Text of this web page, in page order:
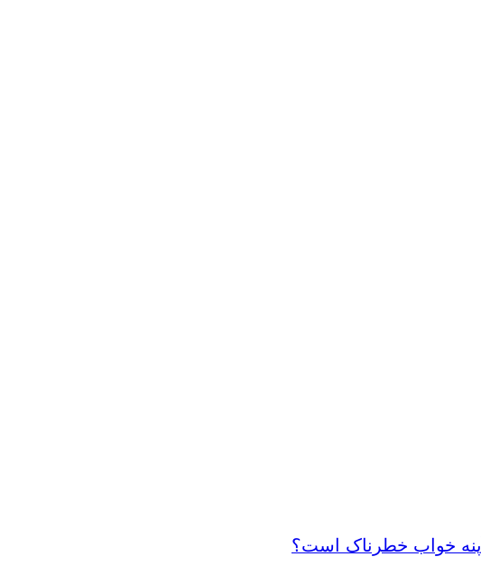
خواب خطرناک است؟